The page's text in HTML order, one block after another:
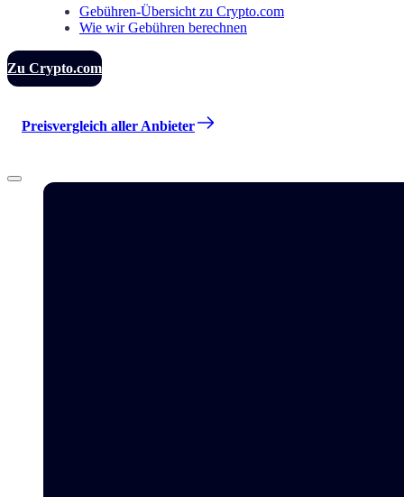
Gebühren-Übersicht zu Crypto.com
Wie wir Gebühren berechnen
Zu Crypto.com
Preisvergleich aller Anbieter